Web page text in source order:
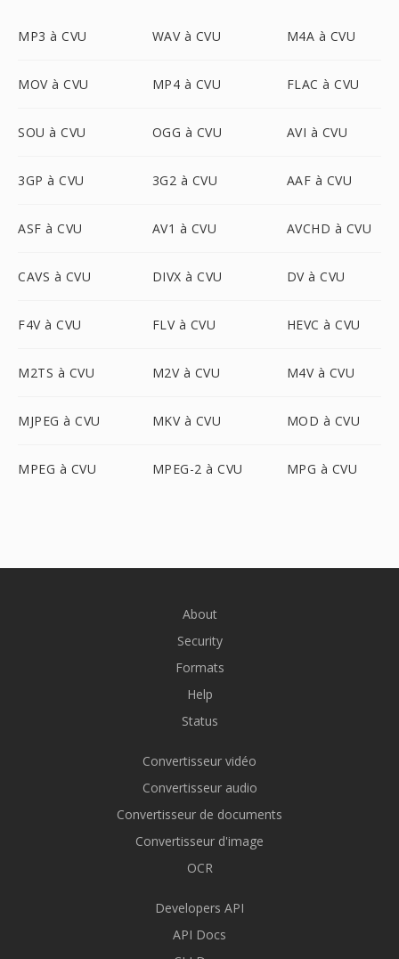
MP3 à CVU WAV à CVU M4A à CVU
MOV à CVU MP4 à CVU FLAC à CVU
SOU à CVU OGG à CVU AVI à CVU
3GP à CVU 3G2 à CVU AAF à CVU
ASF à CVU AV1 à CVU AVCHD à CVU
CAVS à CVU DIVX à CVU DV à CVU
F4V à CVU FLV à CVU HEVC à CVU
M2TS à CVU M2V à CVU M4V à CVU
MJPEG à CVU MKV à CVU MOD à CVU
MPEG à CVU MPEG-2 à CVU MPG à CVU
About
Security
Formats
Help
Status
Convertisseur vidéo
Convertisseur audio
Convertisseur de documents
Convertisseur d'image
OCR
Developers API
API Docs